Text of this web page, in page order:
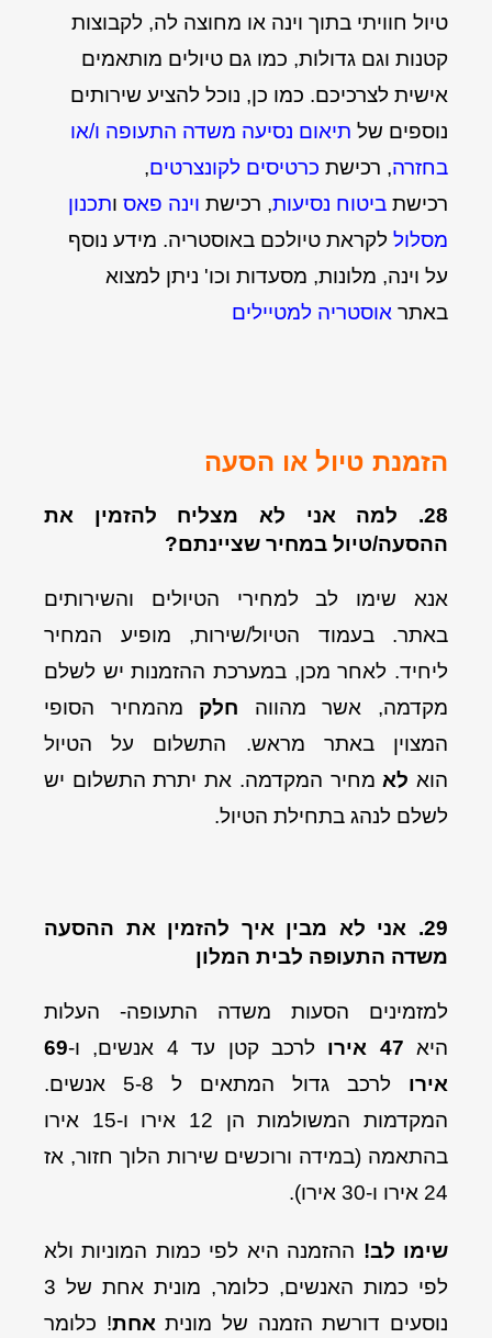
טיול חוויתי בתוך וינה או מחוצה לה, לקבוצות
קטנות וגם גדולות, כמו גם טיולים מותאמים
אישית לצרכיכם. כמו כן, נוכל להציע שירותים
נוספים של תיאום נסיעה משדה התעופה ו/או
בחזרה, רכישת כרטיסים לקונצרטים,
רכישת ביטוח נסיעות, רכישת וינה פאס ותכנון
מסלול לקראת טיולכם באוסטריה. מידע נוסף
על וינה, מלונות, מסעדות וכו' ניתן למצוא
באתר אוסטריה למטיילים
הזמנת טיול או הסעה
28. למה אני לא מצליח להזמין את
ההסעה/טיול במחיר שציינתם?
אנא שימו לב למחירי הטיולים והשירותים
באתר. בעמוד הטיול/שירות, מופיע המחיר
ליחיד. לאחר מכן, במערכת ההזמנות יש לשלם
מקדמה, אשר מהווה חלק מהמחיר הסופי
המצוין באתר מראש. התשלום על הטיול
הוא לאמחיר המקדמה. את יתרת התשלום יש
לשלם לנהג בתחילת הטיול.
29. אני לא מבין איך להזמין את ההסעה
משדה התעופה לבית המלון
למזמינים הסעות משדה התעופה- העלות
היא 47 אירו לרכב קטן עד 4 אנשים, ו-
69
אירו
לרכב גדול המתאים ל 5-8 אנשים.
המקדמות המשולמות הן 12 אירו ו-15 אירו
בהתאמה (במידה ורוכשים שירות הלוך חזור, אז
24 אירו ו-30 אירו).
שימו לב! ההזמנה היא לפי כמות המוניות ולא
לפי כמות האנשים, כלומר, מונית אחת של 3
נוסעים דורשת הזמנה של מוניתאחת! כלומר